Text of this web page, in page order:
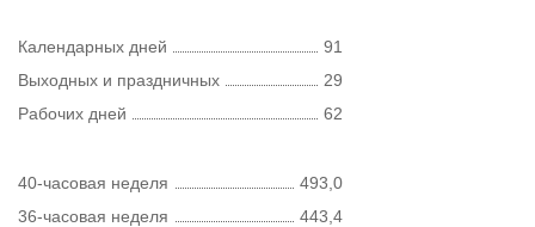
Календарных дней
91
Выходных и праздничных
29
Рабочих дней
62
40-часовая неделя
493,0
36-часовая неделя
443,4